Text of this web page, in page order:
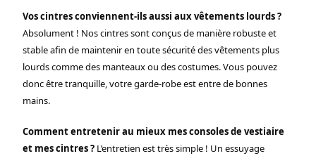
Vos cintres conviennent-ils aussi aux vêtements lourds ?
Absolument ! Nos cintres sont conçus de manière robuste et
stable afin de maintenir en toute sécurité des vêtements plus
lourds comme des manteaux ou des costumes. Vous pouvez
donc être tranquille, votre garde-robe est entre de bonnes
mains.
Comment entretenir au mieux mes consoles de vestiaire
et mes cintres ? L’entretien est très simple ! Un essuyage